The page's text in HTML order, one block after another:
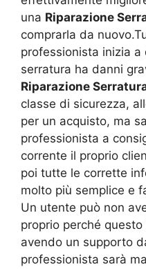
una Riparazione
comprarla da
professionista inizia a
serratura ha danni
Riparazione
classe di sicurezza,
per un acquisto, ma
professionista a
corrente il proprio
poi tutte le corrette
molto più semplice e
Un utente può non
proprio perché
avendo un supporto
professionista sarà